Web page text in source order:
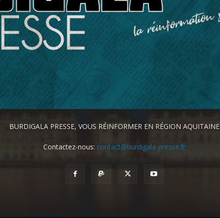
BURDIGALA PRESSE, VOUS RÉINFORMER EN RÉGION AQUITAINE
Contactez-nous: contact@burdigala-presse.fr